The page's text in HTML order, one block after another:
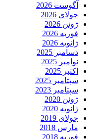
آگوست 2026
جولای 2026
ژوئن 2026
فوریه 2026
ژانویه 2026
دسامبر 2025
نوامبر 2025
اکتبر 2025
سپتامبر 2025
سپتامبر 2023
ژوئن 2020
ژانویه 2020
جولای 2019
مارس 2018
فوریه 2018